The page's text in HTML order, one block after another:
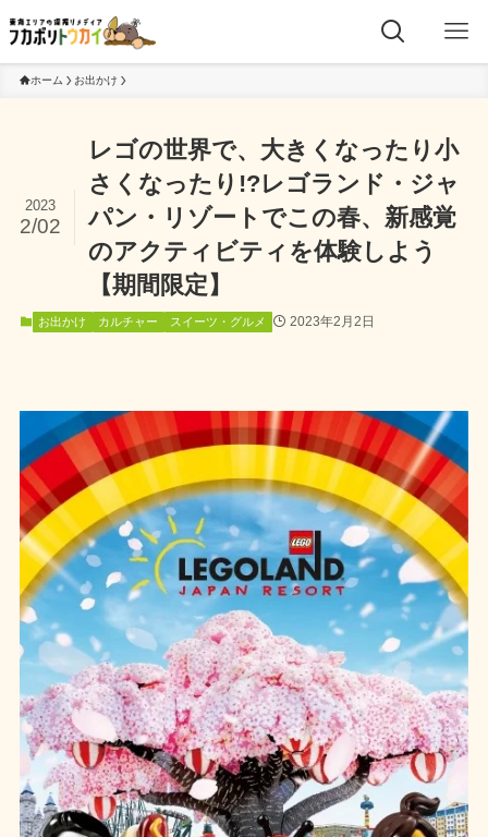
ホーム お出かけ
レゴの世界で、大きくなったり小
さくなったり!?レゴランド・ジャ
パン・リゾートでこの春、新感覚
のアクティビティを体験しよう
【期間限定】
2023
2/02
お出かけ カルチャー スイーツ・グルメ 2023年2月2日